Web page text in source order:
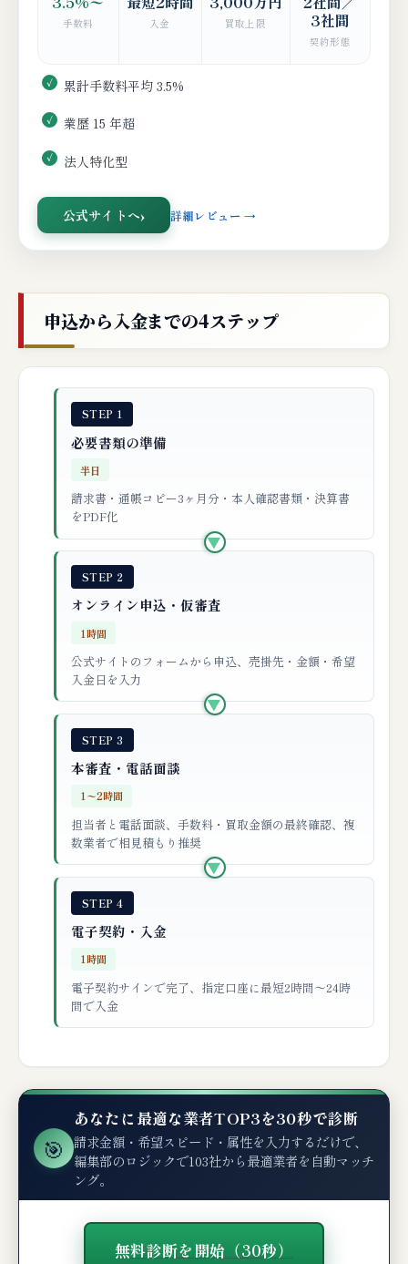
手数料 入金 買取上限
3社間
契約形態
累計手数料平均 3.5%
業歴 15 年超
法人特化型
公式サイトへ 詳細レビュー →
申込から入金までの4ステップ
STEP 1
必要書類の準備
半日
請求書・通帳コピー3ヶ月分・本人確認書類・決算書
をPDF化
▶
STEP 2
オンライン申込・仮審査
1時間
公式サイトのフォームから申込、売掛先・金額・希望
入金日を入力
▶
STEP 3
本審査・電話面談
1〜2時間
担当者と電話面談、手数料・買取金額の最終確認、複
数業者で相見積もり推奨
▶
STEP 4
電子契約・入金
1時間
電子契約サインで完了、指定口座に最短2時間〜24時
間で入金
🎯
あなたに最適な業者TOP3を30秒で診断
請求金額・希望スピード・属性を入力するだけで、
編集部のロジックで103社から最適業者を自動マッチ
ング。
無料診断を開始（30秒）